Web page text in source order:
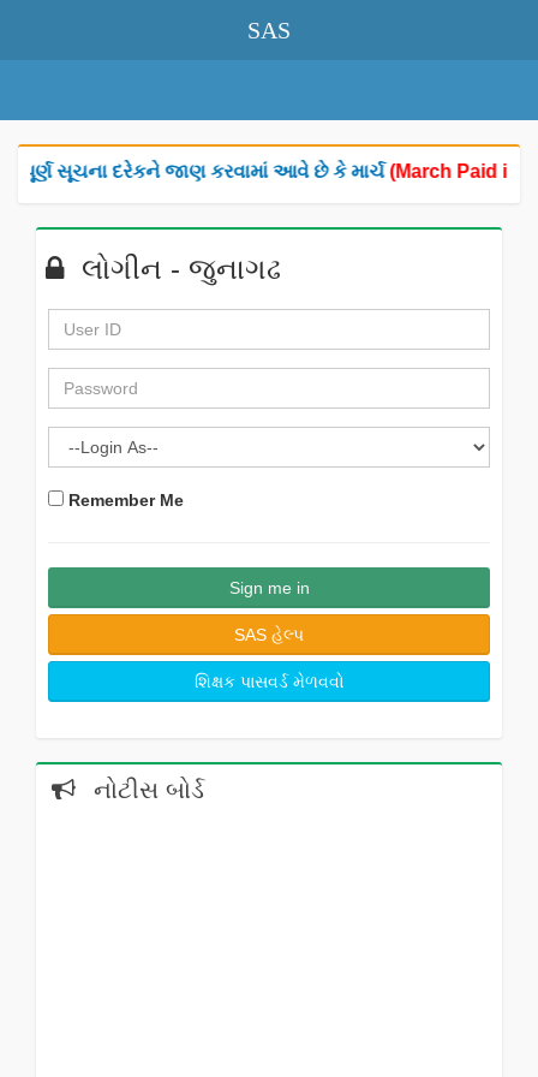
SAS
સૂચના દરેકને જાણ કરવામાં આવે છે કે માર્ચ(March Paid in
લોગીન - જુનાગઢ
Remember Me
Sign me in
SAS હેલ્પ
શિક્ષક પાસવર્ડ મેળવવો
નોટીસ બોર્ડ